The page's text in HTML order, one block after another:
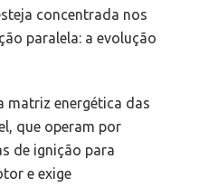
concentrada nos
paralela: a evolução
matriz energética das
que operam por
de ignição para
e exige